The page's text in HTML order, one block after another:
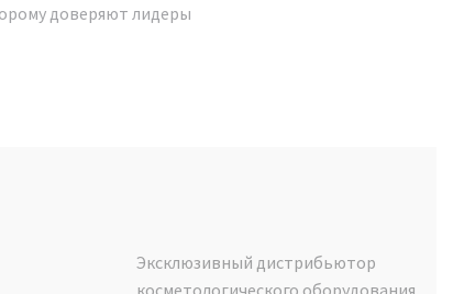
доверяют лидеры
Эксклюзивный дистрибьютор